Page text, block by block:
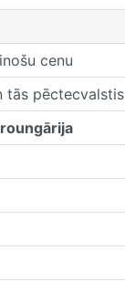
cenu
tās pēctecvalstis